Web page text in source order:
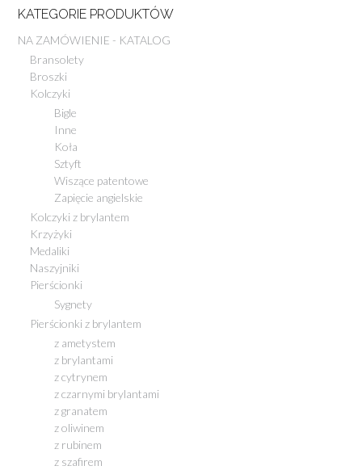
KATEGORIE PRODUKTÓW
NA ZAMÓWIENIE - KATALOG
Bransolety
Broszki
Kolczyki
Bigle
Inne
Koła
Sztyft
Wiszące patentowe
Zapięcie angielskie
Kolczyki z brylantem
Krzyżyki
Medaliki
Naszyjniki
Pierścionki
Sygnety
Pierścionki z brylantem
z ametystem
z brylantami
z cytrynem
z czarnymi brylantami
z granatem
z oliwinem
z rubinem
z szafirem